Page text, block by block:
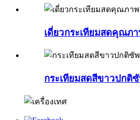
เดี่ยวกระเทียมสดคุณภ
กระเทียมสดสีขาวปกติ